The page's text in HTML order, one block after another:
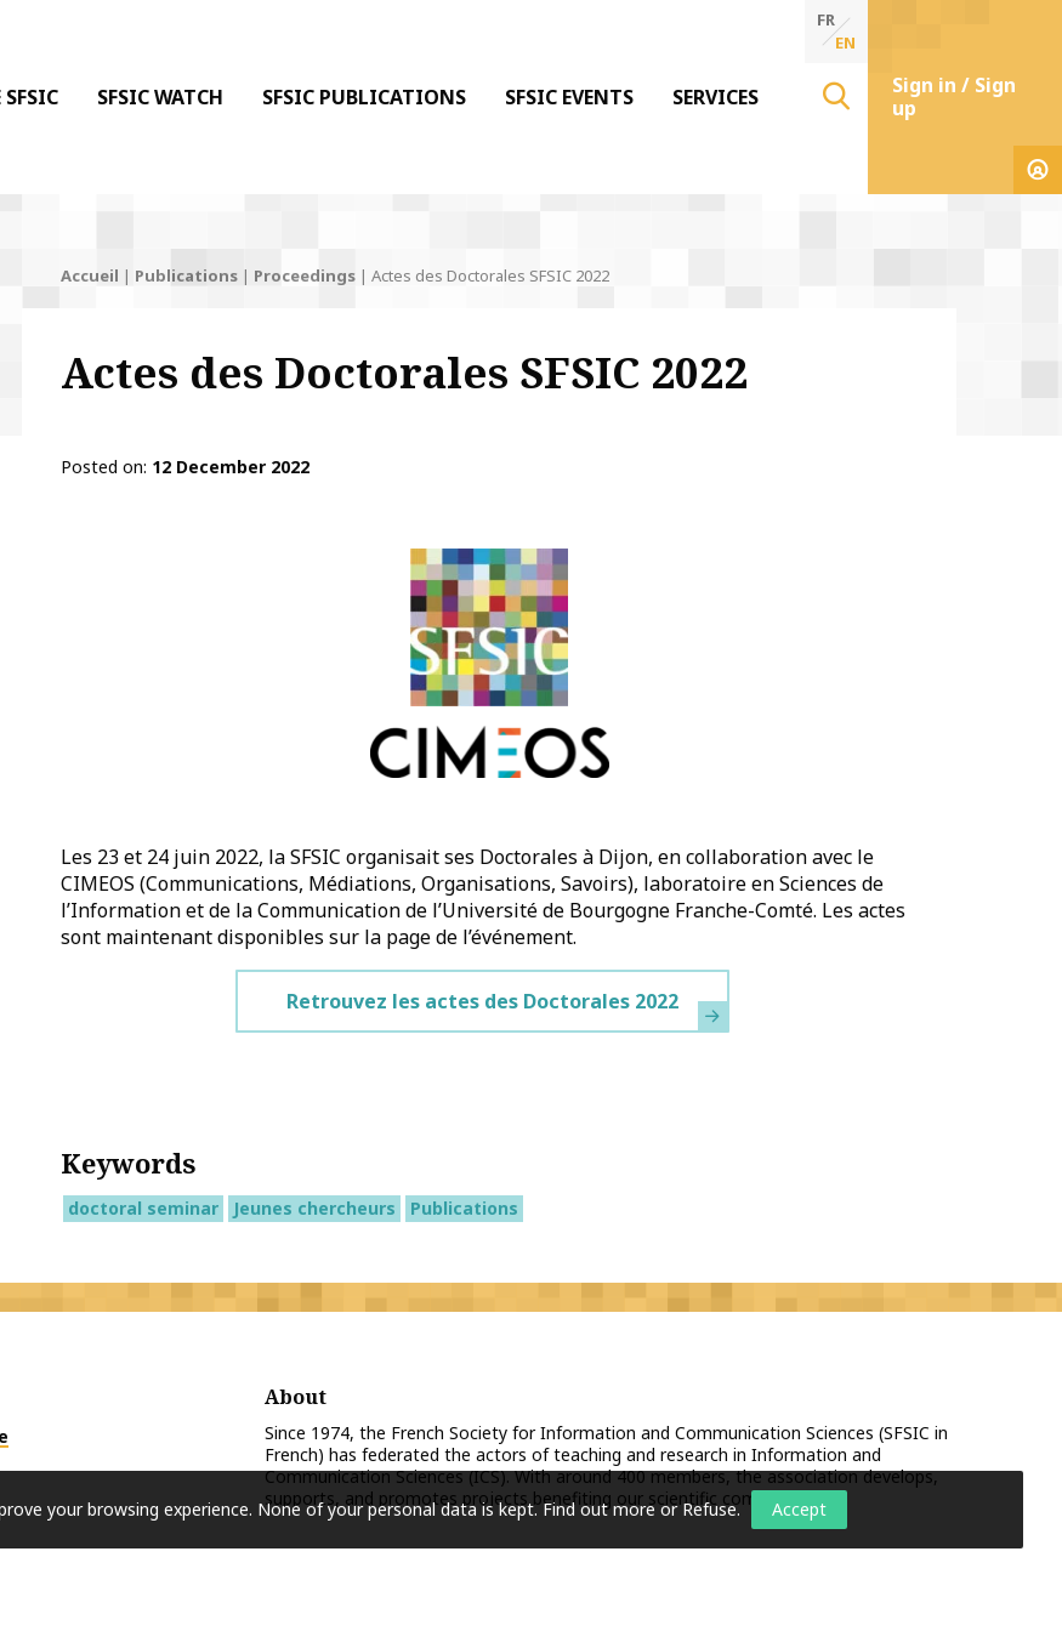
COMMUNICATION& de la Communication
SFSIC SFSIC WATCH SFSIC PUBLICATIONS SFSIC EVENTS SERVICES
FR
EN
Sign in / Sign
up
Accueil | Publications| Proceedings| Actes des Doctorales SFSIC 2022
Actes des Doctorales SFSIC 2022
Posted on 12 December 2022
Les 23 et 24 juin 2022, la SFSIC organisait ses Doctorales à Dijon, en collaboration avec le
CIMEOS (Communications, Médiations, Organisations, Savoirs), laboratoire en Sciences de
l’Information et de la Communication de l’Université de Bourgogne Franche-Comté. Les actes
sont maintenant disponibles sur la page de l’événement.
Retrouvez les actes des Doctorales 2022
Keywords
doctoral seminar Jeunes chercheurs Publications
About
Since 1974, the French Society for Information and Communication Sciences (SFSIC in
French) has federated the actors of teaching and research in Information and
Communication Sciences (ICS). With around 400 members, the association develops,
supports, and promotes projects benefiting our scientific community.
your browsing experience. None of your personal data is kept. Find out more or Refuse. Accept